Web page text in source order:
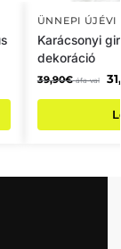
ÜNNEPI ÚJÉVI
Karácsonyi
dekoráció
39,90€ áfa-val